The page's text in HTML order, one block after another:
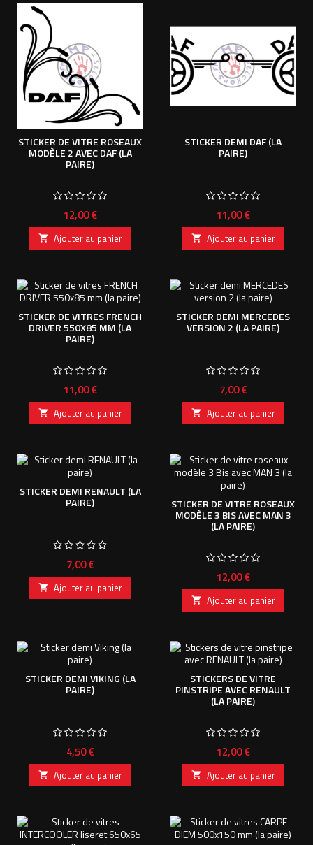
STICKER DE VITRE ROSEAUX
MODÈLE 2 AVEC DAF (LA
PAIRE)
Prix
12,00 €
 Ajouter au panier
STICKER DEMI DAF (LA
PAIRE)
Prix
11,00 €
 Ajouter au panier
STICKER DE VITRES FRENCH
DRIVER 550X85 MM (LA
PAIRE)
Prix
11,00 €
 Ajouter au panier
STICKER DEMI MERCEDES
VERSION 2 (LA PAIRE)
Prix
7,00 €
 Ajouter au panier
STICKER DEMI RENAULT (LA
PAIRE)
Prix
7,00 €
 Ajouter au panier
STICKER DE VITRE ROSEAUX
MODÈLE 3 BIS AVEC MAN 3
(LA PAIRE)
Prix
12,00 €
 Ajouter au panier
STICKER DEMI VIKING (LA
PAIRE)
Prix
4,50 €
 Ajouter au panier
STICKERS DE VITRE
PINSTRIPE AVEC RENAULT
(LA PAIRE)
Prix
12,00 €
 Ajouter au panier